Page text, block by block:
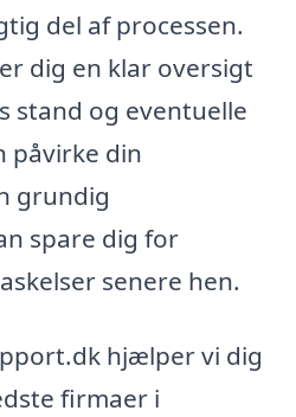
del af processen.
dig en klar oversigt
stand og eventuelle
påvirke din
grundig
spare dig for
senere hen.
hjælper vi dig
firmaer i